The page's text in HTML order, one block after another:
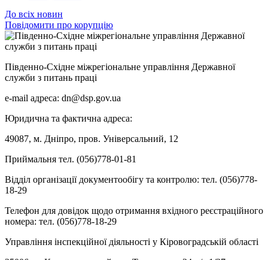
До всіх новин
Повідомити про корупцію
Південно-Східне міжрегіональне управління Державної
служби з питань праці
e-mail адреса: dn@dsp.gov.ua
Юридична та фактична адреса:
49087, м. Дніпро, пров. Універсальний, 12
Приймальня тел. (056)778-01-81
Відділ організації документообігу та контролю: тел. (056)778-
18-29
Телефон для довідок щодо отримання вхідного реєстраційного
номера: тел. (056)778-18-29
Управління інспекційної діяльності у Кіровоградській області